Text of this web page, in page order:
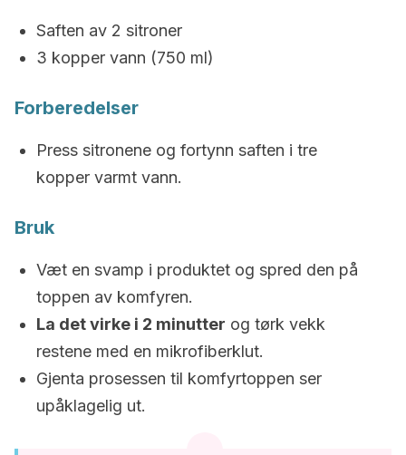
Saften av 2 sitroner
3 kopper vann (750 ml)
Forberedelser
Press sitronene og fortynn saften i tre
kopper varmt vann.
Bruk
Væt en svamp i produktet og spred den på
toppen av komfyren.
La det virke i 2 minutter og tørk vekk
restene med en mikrofiberklut.
Gjenta prosessen til komfyrtoppen ser
upåklagelig ut.